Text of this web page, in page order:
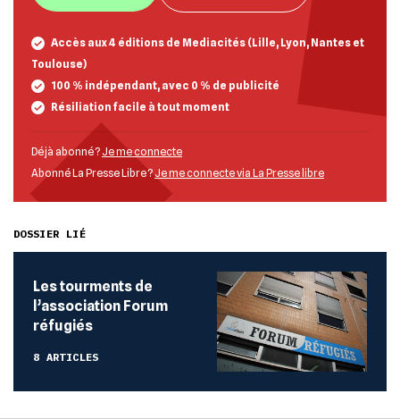
Accès aux 4 éditions de Mediacités (Lille, Lyon, Nantes et
Toulouse)
100 % indépendant, avec 0 % de publicité
Résiliation facile à tout moment
Déjà abonné ? Je me connecte
Abonné La Presse Libre ?Je me connecte via La Presse libre
DOSSIER LIÉ
Les tourments de
l’association Forum
réfugiés
8 ARTICLES